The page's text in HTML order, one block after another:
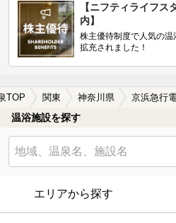
【ニフティライフス
内】
株主優待制度で人気の
拡充されました！
TOP 関東 神奈川県
温浴施設を探す
エリアから探す